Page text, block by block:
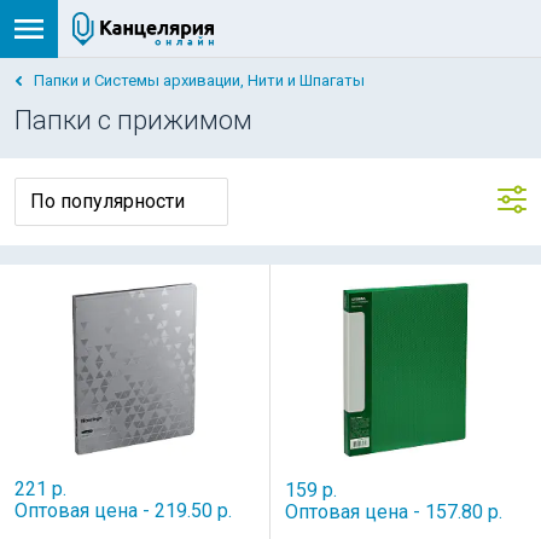
Папки и Системы архивации, Нити и Шпагаты
Папки с прижимом
221 р.
Оптовая цена - 219.50 р.
159 р.
Оптовая цена - 157.80 р.